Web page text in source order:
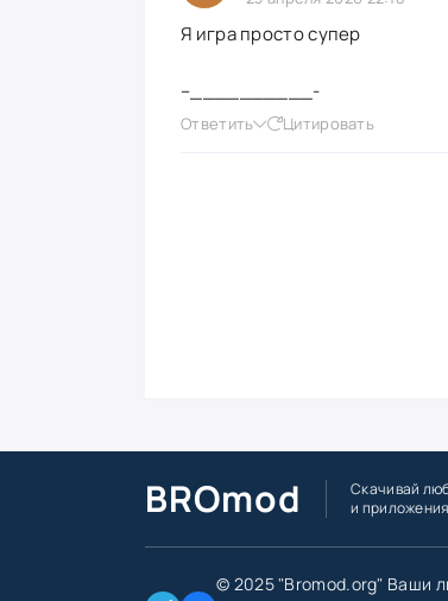
Я игра просто супер
–__________-
Ответить Цитировать
BROmod
Скачивай
и
© 2025 "Bromod.org" Ваши